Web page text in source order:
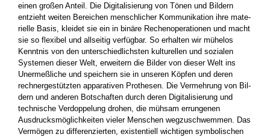
einen großen Anteil. Die Digitalisierung von Tönen und Bildern
entzieht weiten Berei­chen menschlicher Kommunikation ihre mate­
rielle Basis, kleidet sie ein in binäre Rechenope­rationen und macht
sie so flexibel und allseitig verfügbar. So erhalten wir mühelos
Kenntnis von den unterschiedlichsten kulturellen und sozialen
Systemen dieser Welt, erweitern die Bilder von dieser Welt ins
Unermeßliche und speichern sie in unseren Köpfen und deren
rechnergestützten apparativen Prothesen. Die Vermehrung von Bil­
dern und anderen Botschaften durch deren Digi­talisierung und
technische Verdoppelung dro­hen, die mühsam errungenen
Ausdrucksmög­lichkeiten vieler Menschen wegzuschwemmen. Das
Vermögen zu differenzierten, existentiell wichtigen symbolischen